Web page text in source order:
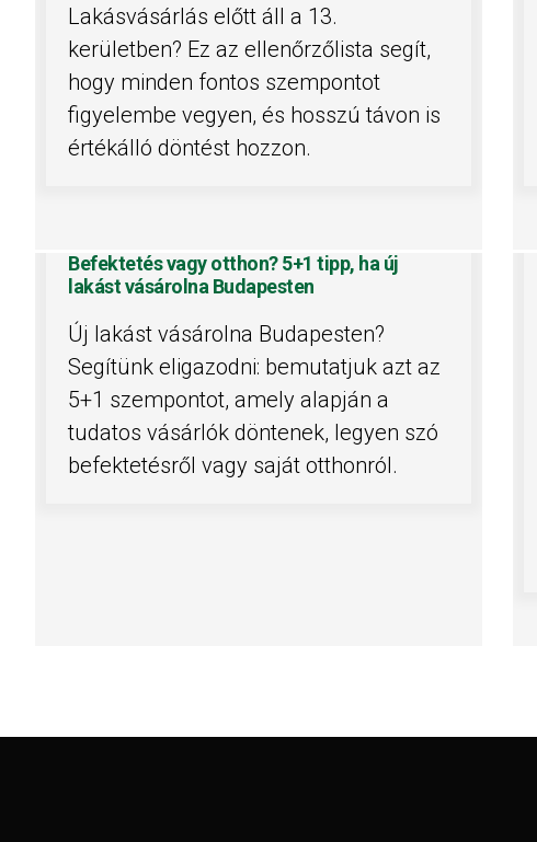
Lakásvásárlás előtt áll a 13.
kerületben? Ez az ellenőrzőlista segít,
hogy minden fontos szempontot
figyelembe vegyen, és hosszú távon is
értékálló döntést hozzon.
Befektetés vagy otthon? 5+1 tipp, ha új
lakást vásárolna Budapesten
Új lakást vásárolna Budapesten?
Segítünk eligazodni: bemutatjuk azt az
5+1 szempontot, amely alapján a
tudatos vásárlók döntenek, legyen szó
befektetésről vagy saját otthonról.